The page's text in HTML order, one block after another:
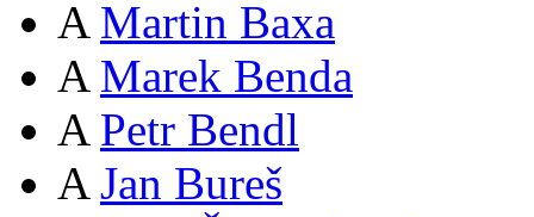
A Martin Baxa
A Marek Benda
A Petr Bendl
A Jan Bureš